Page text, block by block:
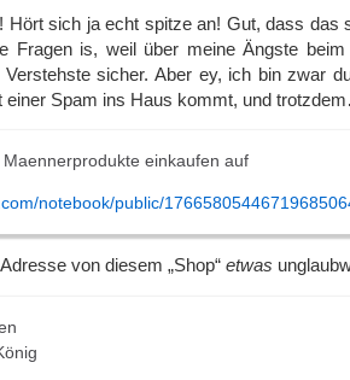
Hört sich ja echt spitze an! Gut, dass das
Fragen is, weil über meine Ängste
sicher. Aber ey, ich bin zwar
einer Spam ins Haus kommt, und
einkaufen auf
notebook/public/
von diesem „Shop“ etwas